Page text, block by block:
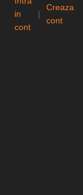
in
cont
|
Creaza
cont